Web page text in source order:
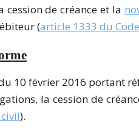
de créance et la
(article 1333 du
10 février 2016 portant
la cession de
).